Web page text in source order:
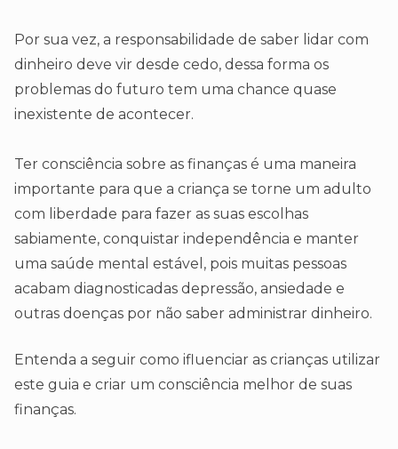
Por sua vez, a responsabilidade de saber lidar com
dinheiro deve vir desde cedo, dessa forma os
problemas do futuro tem uma chance quase
inexistente de acontecer.
Ter consciência sobre as finanças é uma maneira
importante para que a criança se torne um adulto
com liberdade para fazer as suas escolhas
sabiamente, conquistar independência e manter
uma saúde mental estável, pois muitas pessoas
acabam diagnosticadas depressão, ansiedade e
outras doenças por não saber administrar dinheiro.
Entenda a seguir como ifluenciar as crianças utilizar
este guia e criar um consciência melhor de suas
finanças.